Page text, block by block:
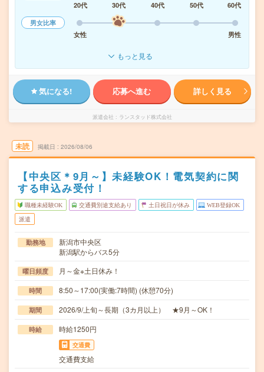
20代
30代 40代 50代
60代
男女比率
女性
男性
もっと見る
気になる! 応募へ進む 詳しく見る
派遣会社 ランスタッド株式会社
未読 掲載日 2026/08/06
【中央区＊9月～】未経験OK！電気契約に関
する申込み受付！
職種未経験OK 交通費別途支給あり 土日祝日が休み WEB登録OK
派遣
勤務地
新潟市中央区
新潟駅からバス5分
曜日頻度 月～金※土日休み！
時間 8:50～17:00(実働:7時間) (休憩70分)
期間 2026/9/上旬～長期（3カ月以上） ★9月～OK！
時給 時給1250円
交通費
交通費支給